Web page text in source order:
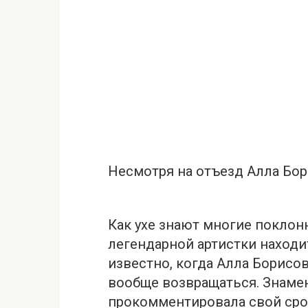
Несмотря на отъезд Алла
Как ухе знают многие
легендарной артистки
известно, когда Алла
вообще возвращаться.
прокомментировала свой